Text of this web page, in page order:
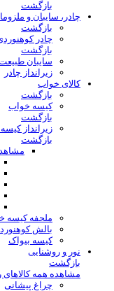
بازگشت
چادر، سایبان و
بازگشت
چادر
بازگشت
سایبان
زیرانداز چادر
کالای خواب
بازگشت
کیسه خواب
بازگشت
زیرانداز
بازگشت
ملحفه کیسه
بالش
کیسه بیواک
نور و روشنایی
بازگشت
مشاهده همه کالاهای
چراغ پیشانی